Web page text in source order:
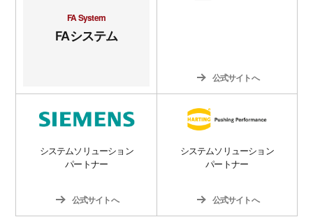
FA System
FAシステム
公式サイトへ
システムソリューション
パートナー
公式サイトへ
システムソリューション
パートナー
公式サイトへ